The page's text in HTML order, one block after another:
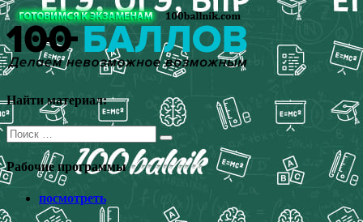
Перейти
к
содержимому
Найти материал:
Поиск
для:
Рабочие программы
посмотреть